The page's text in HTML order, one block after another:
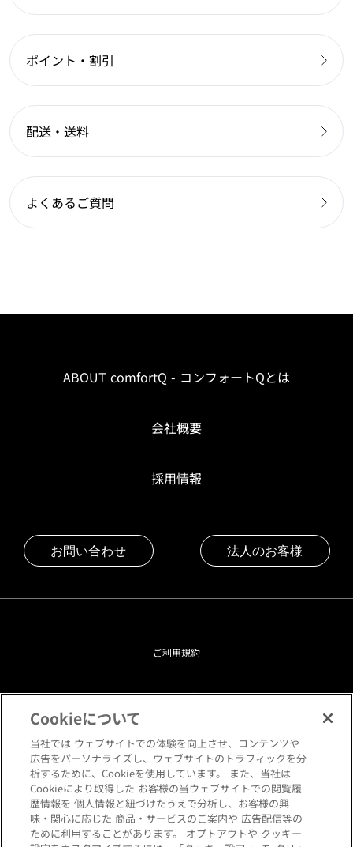
ポイント・割引
配送・送料
よくあるご質問
ABOUT comfortQ - コンフォートQとは
会社概要
採用情報
お問い合わせ 法人のお客様
ご利用規約
プライバシーポリシー
クッキーポリシー
閲覧環境について
サイトマップ
Cookieについて
当社では ウェブサイトでの体験を向上させ、コンテンツや
広告をパーソナライズし、ウェブサイトのトラフィックを分
析するために、Cookieを使用しています。 また、当社は
Cookieにより取得した お客様の当ウェブサイトでの閲覧履
歴情報を 個人情報と紐づけたうえで分析し、お客様の興
味・関心に応じた 商品・サービスのご案内や 広告配信等の
ために利用することがあります。 オプトアウトや クッキー